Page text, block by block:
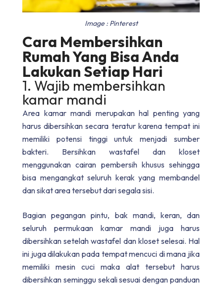
Image : Pinterest
Cara Membersihkan
Rumah Yang Bisa Anda
Lakukan Setiap Hari
1. Wajib membersihkan
kamar mandi
Area kamar mandi merupakan hal penting yang
harus dibersihkan secara teratur karena tempat ini
memiliki potensi tinggi untuk menjadi sumber
bakteri. Bersihkan wastafel dan kloset
menggunakan cairan pembersih khusus sehingga
bisa mengangkat seluruh kerak yang membandel
dan sikat area tersebut dari segala sisi.
Bagian pegangan pintu, bak mandi, keran, dan
seluruh permukaan kamar mandi juga harus
dibersihkan setelah wastafel dan kloset selesai. Hal
ini juga dilakukan pada tempat mencuci di mana jika
memiliki mesin cuci maka alat tersebut harus
dibersihkan seminggu sekali sesuai dengan panduan